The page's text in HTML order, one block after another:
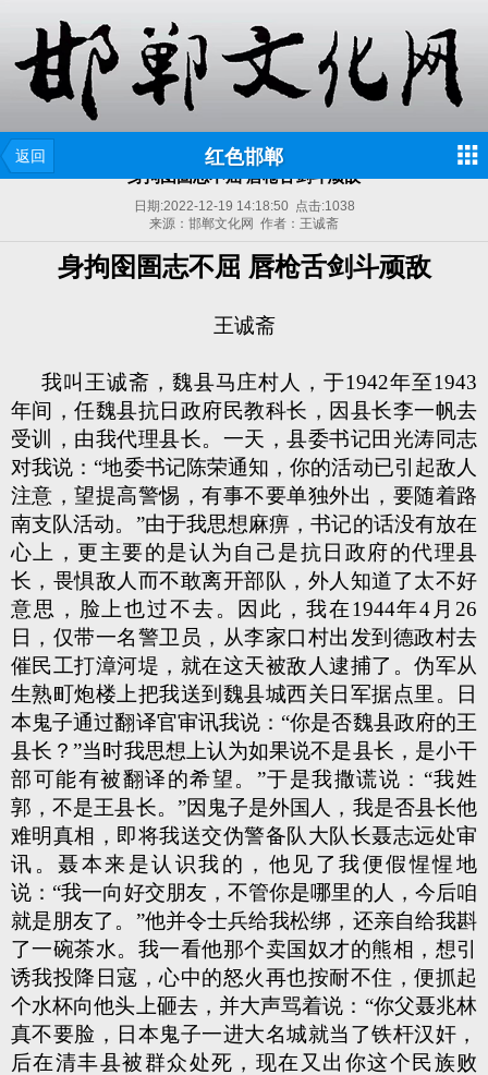
返回 红色邯郸
身拘囹圄志不屈 唇枪舌剑斗顽敌
日期:2022-12-19 14:18:50点击:1038
来源：邯郸文化网 作者：王诚斋
身拘囹圄志不屈 唇枪舌剑斗顽敌
王诚斋
我叫王诚斋，魏县马庄村人，于1942年至1943
年间，任魏县抗日政府民教科长，因县长李一帆去
受训，由我代理县长。一天，县委书记田光涛同志
对我说：“地委书记陈荣通知，你的活动已引起敌人
注意，望提高警惕，有事不要单独外出，要随着路
南支队活动。”由于我思想麻痹，书记的话没有放在
心上，更主要的是认为自己是抗日政府的代理县
长，畏惧敌人而不敢离开部队，外人知道了太不好
意思，脸上也过不去。因此，我在1944年4月26
日，仅带一名警卫员，从李家口村出发到德政村去
催民工打漳河堤，就在这天被敌人逮捕了。伪军从
生熟町炮楼上把我送到魏县城西关日军据点里。日
本鬼子通过翻译官审讯我说：“你是否魏县政府的王
县长？”当时我思想上认为如果说不是县长，是小干
部可能有被翻译的希望。”于是我撒谎说：“我姓
郭，不是王县长。”因鬼子是外国人，我是否县长他
难明真相，即将我送交伪警备队大队长聂志远处审
讯。聂本来是认识我的，他见了我便假惺惺地
说：“我一向好交朋友，不管你是哪里的人，今后咱
就是朋友了。”他并令士兵给我松绑，还亲自给我斟
了一碗茶水。我一看他那个卖国奴才的熊相，想引
诱我投降日寇，心中的怒火再也按耐不住，便抓起
个水杯向他头上砸去，并大声骂着说：“你父聂兆林
真不要脸，日本鬼子一进大名城就当了铁杆汉奸，
后在清丰县被群众处死，现在又出你这个民族败